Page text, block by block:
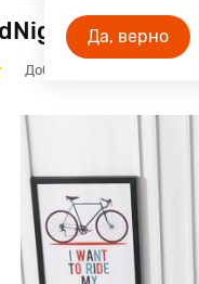
Да, верно
Сатин
Добавьте свой отзыв. Он